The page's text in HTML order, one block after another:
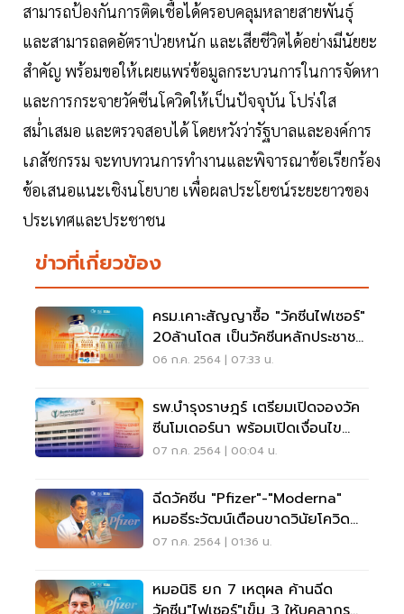
สามารถป้องกันการติดเชื้อได้ครอบคลุมหลายสายพันธุ์
และสามารถลดอัตราป่วยหนัก และเสียชีวิตได้อย่างมีนัยยะ
สำคัญ พร้อมขอให้เผยแพร่ข้อมูลกระบวนการในการจัดหา
และการกระจายวัคซีนโควิดให้เป็นปัจจุบัน โปร่งใส
สม่ำเสมอ และตรวจสอบได้ โดยหวังว่ารัฐบาลและองค์การ
เภสัชกรรม จะทบทวนการทำงานและพิจารณาข้อเรียกร้อง
ข้อเสนอแนะเชิงนโยบาย เพื่อผลประโยชน์ระยะยาวของ
ประเทศและประชาชน
ข่าวที่เกี่ยวข้อง
ครม.เคาะสัญญาซื้อ "วัคซีนไฟเซอร์"
20ล้านโดส เป็นวัคซีนหลักประชาชน
ฉีดฟรี
06 ก.ค. 2564 | 07:33 น.
รพ.บำรุงราษฎร์ เตรียมเปิดจองวัค
ซีนโมเดอร์นา พร้อมเปิดเงื่อนไข
8ก.ค.นี้
07 ก.ค. 2564 | 00:04 น.
ฉีดวัคซีน "Pfizer"-"Moderna"
หมอธีระวัฒน์เตือนขาดวินัยโควิด
ระบาดได้อีก
07 ก.ค. 2564 | 01:36 น.
หมอนิธิ ยก 7 เหตุผล ค้านฉีด